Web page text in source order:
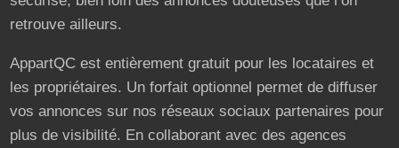
retrouve ailleurs.
AppartQC est entièrement gratuit pour les locataires et
les propriétaires. Un forfait optionnel permet de diffuser
vos annonces sur nos réseaux sociaux partenaires pour
plus de visibilité. En collaborant avec des agences